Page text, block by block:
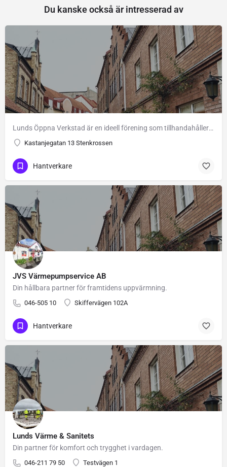
Du kanske också är intresserad av
Lunds Öppna Verkstad är en ideell förening som tillhandahåller verktyg och lokaler för den som vill bygga och…
Kastanjegatan 13 Stenkrossen
Hantverkare
JVS Värmepumpservice AB
Din hållbara partner för framtidens uppvärmning.
046-505 10 Skiffervägen 102A
Hantverkare
Lunds Värme & Sanitets
Din partner för komfort och trygghet i vardagen.
046-211 79 50 Testvägen 1